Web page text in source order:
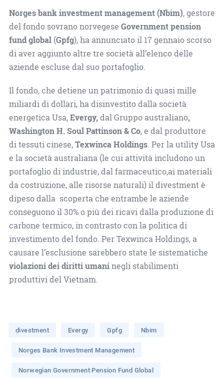
Norges bank investment management (Nbim), gestore
del fondo sovrano norvegese Government pension
fund global(Gpfg), ha annunciato il 17 gennaio scorso
di aver aggiunto altre tre società all’elenco delle
aziende escluse dal suo portafoglio.
Il fondo, che detiene un patrimonio di quasi mille
miliardi di dollari, ha disinvestito dalla società
energetica Usa,Evergy, dal Gruppo australiano,
Washington H. Soul Pattinson & Co, e dal produttore
di tessuti cinese,Texwinca Holdings. Per la utility Usa
e la società australiana (le cui attività includono un
portafoglio di industrie, dal farmaceutico,ai materiali
da costruzione, alle risorse naturali) il divestment è
dipeso dalla scoperta che entrambe le aziende
conseguono il 30% o più dei ricavi dalla produzione di
carbone termico, in contrasto con la politica di
investimento del fondo. Per Texwinca Holdings, a
causare l’esclusione sarebbero state le sistematiche
violazioni dei diritti umaninegli stabilimenti
produttivi del Vietnam.
divestment Evergy Gpfg Nbim
Norges Bank Investment Management
Norwegian Government Pension Fund Global